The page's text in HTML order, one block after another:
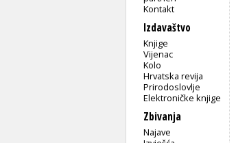
Kontakt
Izdavaštvo
Knjige
Vijenac
Kolo
Hrvatska revija
Prirodoslovlje
Elektroničke knjige
Zbivanja
Najave